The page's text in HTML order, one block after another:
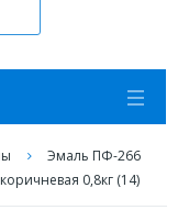
Эмаль ПФ-266
0,8кг (14)